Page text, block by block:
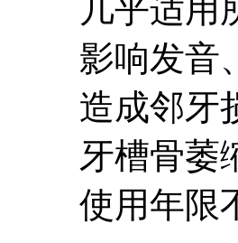
几乎适用
影响发音
造成邻牙
牙槽骨萎
使用年限